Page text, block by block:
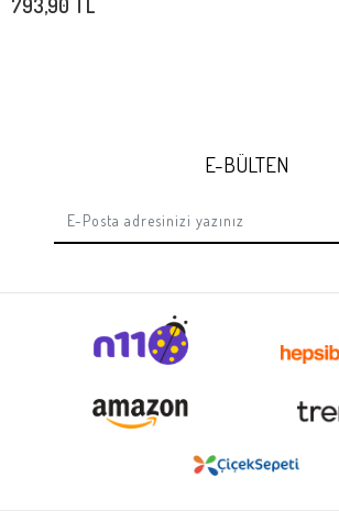
793,90 TL
E-BÜLTEN